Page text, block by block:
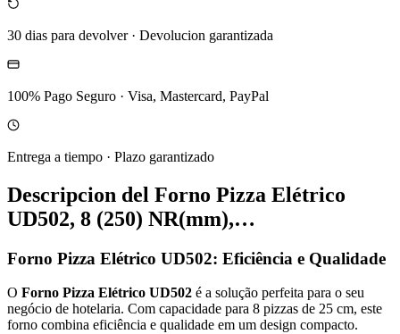
30 dias para devolver· Devolucion garantizada
100% Pago Seguro · Visa, Mastercard, PayPal
Entrega a tiempo · Plazo garantizado
Descripcion del Forno Pizza Elétrico
UD502, 8 (250) NR(mm),…
Forno Pizza Elétrico UD502: Eficiência e Qualidade
O Forno Pizza Elétrico UD502 é a solução perfeita para o seu
negócio de hotelaria. Com capacidade para 8 pizzas de 25 cm, este
forno combina eficiência e qualidade em um design compacto.